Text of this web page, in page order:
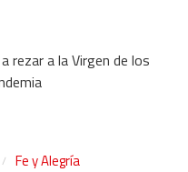
rezar a la Virgen de los
Fe y Alegría